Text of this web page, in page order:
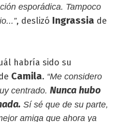
esporádica. Tampoco
, deslizó Ingrassia de
habría sido su
Camila. “Me considero
centrado. Nunca hubo
Sí sé que de su parte,
amiga que ahora ya